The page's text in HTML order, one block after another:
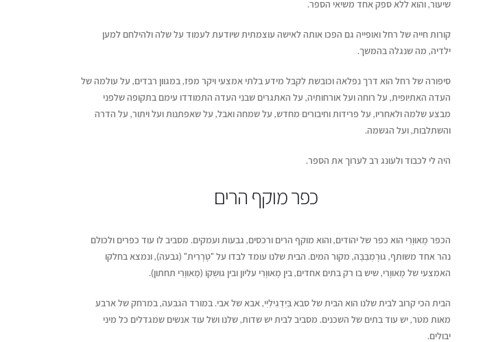
שיעור, והוא ללא ספק אחד משיאי הספר.
קורות חייה של רחל ואופייה גם הפכו אותה לאישה עוצמתית שיודעת לעמוד על שלה ולהילחם למען
ילדיה, מה שנגלה בהמשך.
סיפורה של רחל הוא דרך נפלאה וכובשת לקבל מידע בלתי אמצעי ויקר מפז, במגוון רבדים, על עולמה של
העדה האתיופית, על רוחה ועל אורחותיה, על האתגרים שבני העדה התמודדו עימם בתקופה שלפני
מבצע שלמה ולאחריו, על פרידות וחיבורים מחדש, על שמחה ואבל, על שאפתנות ועל ויתור, על הדרה
והשתלבות, ועל הגשמה.
היה לי לכבוד ולעונג רב לערוך את הספר.
כפר מוקף הרים
הכפר מָאוּוָרִי הוא כפר של יהודים, והוא מוקף הרים ורכסים, גבעות ועמקים. מסביב לו עוד כפרים ולכולם
נהר אחד משותף, גוּרֶמְבַּבָּה, מקור המים. הבית שלנו עומד לבדו על "טָרָרִית" (גבעה), ונמצא בחלקו
האמצעי של מָאוּוָרִי, שיש בו רק בתים אחדים, בין מָאוּוָרִי עליון ובין גוּשְקוֹ (מָאוּוָרִי תחתון).
הבית הכי קרוב לבית שלנו הוא הבית של סבא בִּיַדְגִילִיִי, אבא של אבי. במורד הגבעה, במרחק של ארבע
מאות מטר, יש עוד בתים של השכנים. מסביב לבית יש שדות, שלנו ושל עוד אנשים שמגדלים כל מיני
יבולים.